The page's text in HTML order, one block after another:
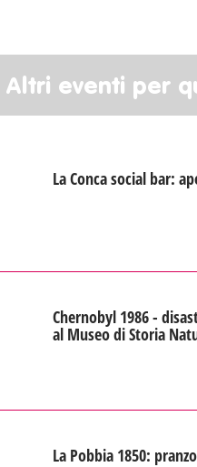
Altri eventi per
La Conca social bar:
Chernobyl 1986 -
al Museo di Storia
La Pobbia 1850: